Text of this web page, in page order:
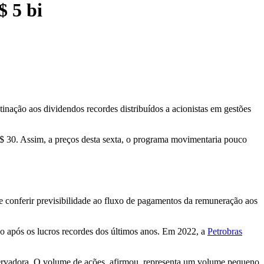
5 bi
aos dividendos recordes distribuídos a acionistas em gestões
30. Assim, a preços desta sexta, o programa movimentaria pouco
previsibilidade ao fluxo de pagamentos da remuneração aos
após os lucros recordes dos últimos anos. Em 2022, a Petrobras
O volume de ações, afirmou, representa um volume pequeno